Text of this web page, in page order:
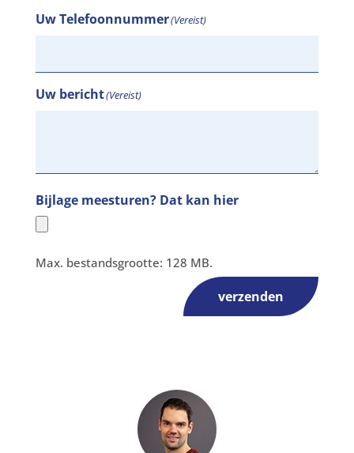
Uw Telefoonnummer(Vereist)
Uw bericht(Vereist)
Bijlage meesturen? Dat kan hier
Max. bestandsgrootte: 128 MB.
verzenden